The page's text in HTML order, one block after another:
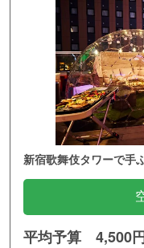
新宿歌舞伎タワーで手
平均予算 4,500